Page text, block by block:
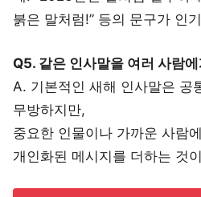
붉은 말처럼!” 등의 문구가 인
Q5. 같은 인사말을 여러 사람
A. 기본적인 새해 인사말은 공
무방하지만,
중요한 인물이나 가까운 사람
개인화된 메시지를 더하는 것